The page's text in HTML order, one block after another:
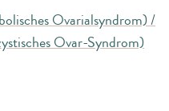
Ovarialsyndrom) /
Ovar-Syndrom)